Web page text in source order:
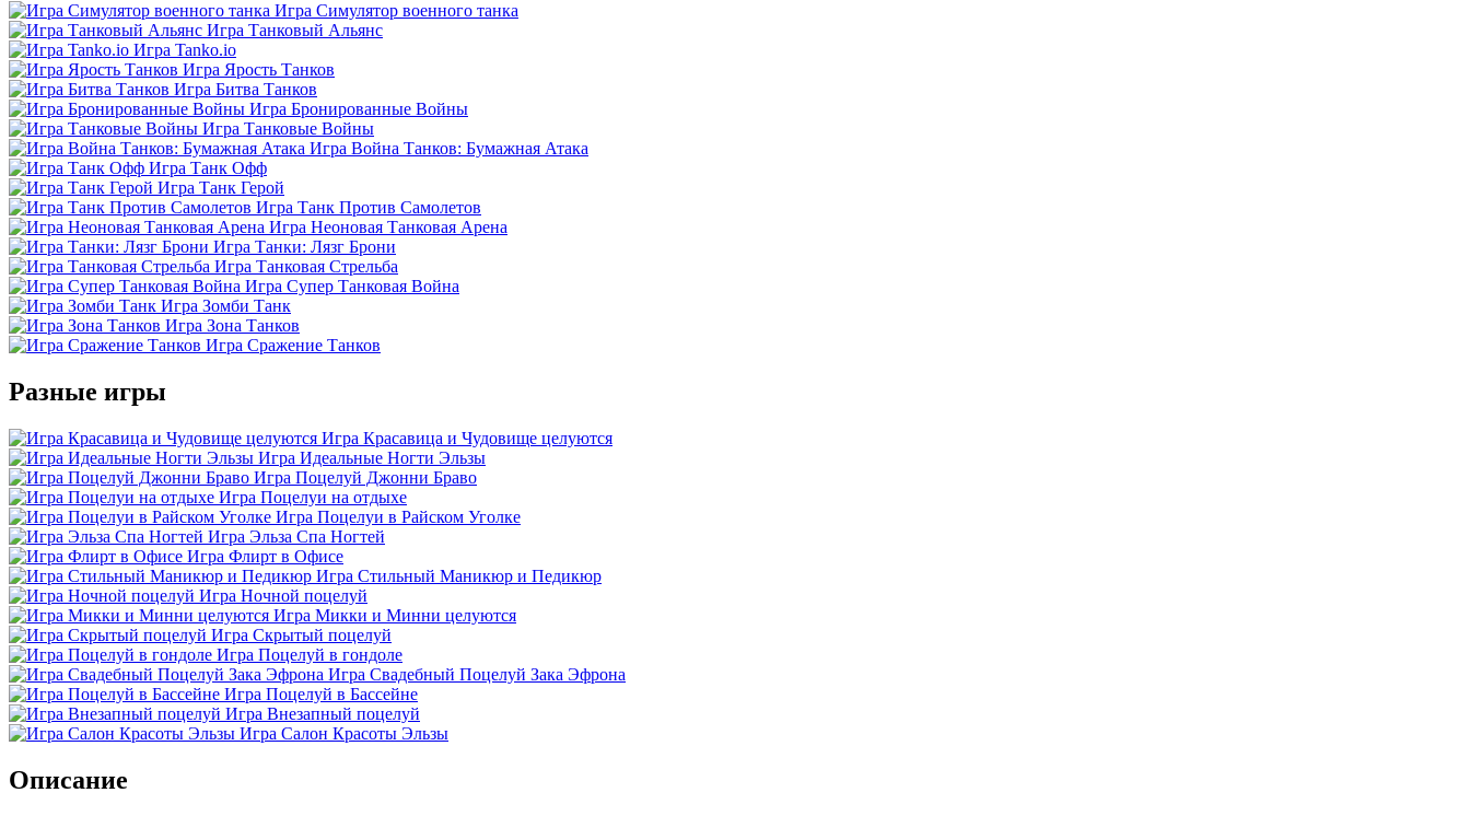
Игра Симулятор военного танка
Игра Танковый Альянс
Игра Tanko.io
Игра Ярость Танков
Игра Битва Танков
Игра Бронированные Войны
Игра Танковые Войны
Игра Война Танков: Бумажная Атака
Игра Танк Офф
Игра Танк Герой
Игра Танк Против Самолетов
Игра Неоновая Танковая Арена
Игра Танки: Лязг Брони
Игра Танковая Стрельба
Игра Супер Танковая Война
Игра Зомби Танк
Игра Зона Танков
Игра Сражение Танков
Разные игры
Игра Красавица и Чудовище целуются
Игра Идеальные Ногти Эльзы
Игра Поцелуй Джонни Браво
Игра Поцелуи на отдыхе
Игра Поцелуи в Райском Уголке
Игра Эльза Спа Ногтей
Игра Флирт в Офисе
Игра Стильный Маникюр и Педикюр
Игра Ночной поцелуй
Игра Микки и Минни целуются
Игра Скрытый поцелуй
Игра Поцелуй в гондоле
Игра Свадебный Поцелуй Зака Эфрона
Игра Поцелуй в Бассейне
Игра Внезапный поцелуй
Игра Салон Красоты Эльзы
Описание